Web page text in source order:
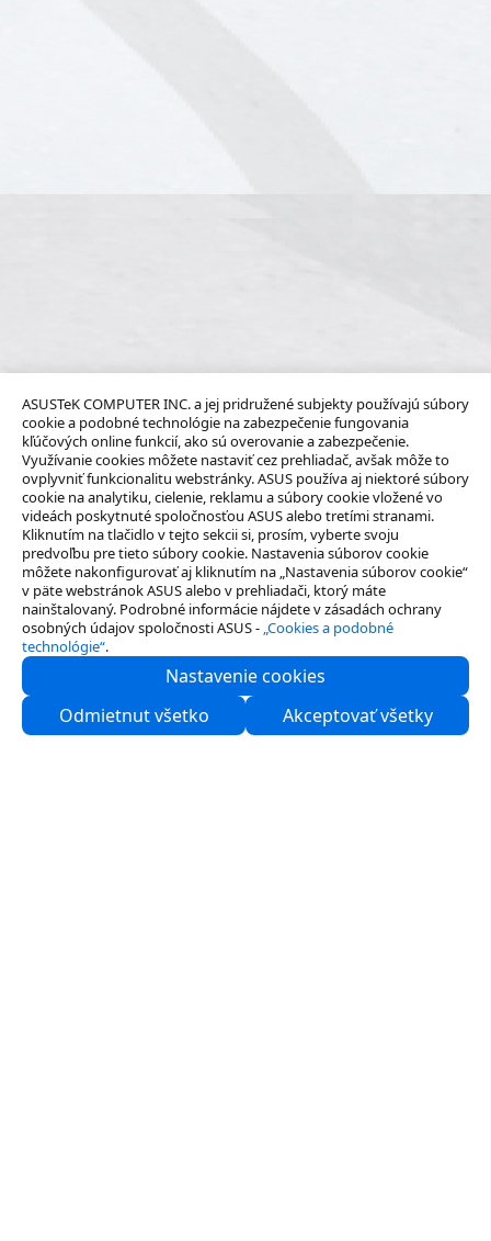
ASUSTeK COMPUTER INC. a jej pridružené subjekty používajú súbory
cookie a podobné technológie na zabezpečenie fungovania
kľúčových online funkcií, ako sú overovanie a zabezpečenie.
Využívanie cookies môžete nastaviť cez prehliadač, avšak môže to
ovplyvniť funkcionalitu webstránky. ASUS používa aj niektoré súbory
cookie na analytiku, cielenie, reklamu a súbory cookie vložené vo
videách poskytnuté spoločnosťou ASUS alebo tretími stranami.
Kliknutím na tlačidlo v tejto sekcii si, prosím, vyberte svoju
predvoľbu pre tieto súbory cookie. Nastavenia súborov cookie
môžete nakonfigurovať aj kliknutím na „Nastavenia súborov cookie“
v päte webstránok ASUS alebo v prehliadači, ktorý máte
nainštalovaný. Podrobné informácie nájdete v zásadách ochrany
osobných údajov spoločnosti ASUS - „Cookies a podobné
technológie“.
Nastavenie cookies
Odmietnut všetko
Akceptovať všetky
O spoločnosti